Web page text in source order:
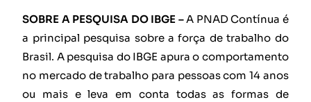
SOBRE A PESQUISA DO IBGE –A PNAD Contínua é
a principal pesquisa sobre a força de trabalho do
Brasil. A pesquisa do IBGE apura o comportamento
no mercado de trabalho para pessoas com 14 anos
ou mais e leva em conta todas as formas de